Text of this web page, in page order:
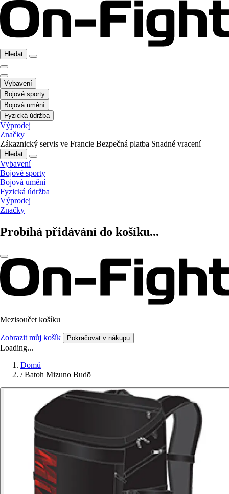
Hledat
Vybavení
Bojové sporty
Bojová umění
Fyzická údržba
Výprodej
Značky
Zákaznický servis ve Francie Bezpečná platba Snadné vracení
Hledat
Vybavení
Bojové sporty
Bojová umění
Fyzická údržba
Výprodej
Značky
Probíhá přidávání do košíku...
Mezisoučet košíku
Zobrazit můj košík Pokračovat v nákupu
Loading...
Domů
/ Batoh Mizuno Budō